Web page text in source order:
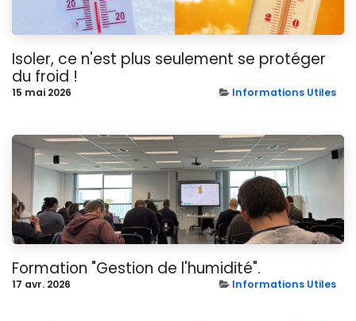
Isoler, ce n'est plus seulement se protéger
du froid !
15 mai 2026 Informations Utiles
Formation "Gestion de l'humidité".
17 avr. 2026 Informations Utiles